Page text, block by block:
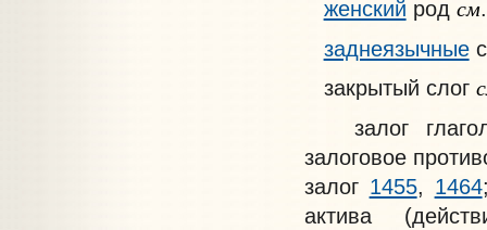
женский род см
заднеязычные
закрытый слог
залог
залоговое
залог 1455, 1464
актива